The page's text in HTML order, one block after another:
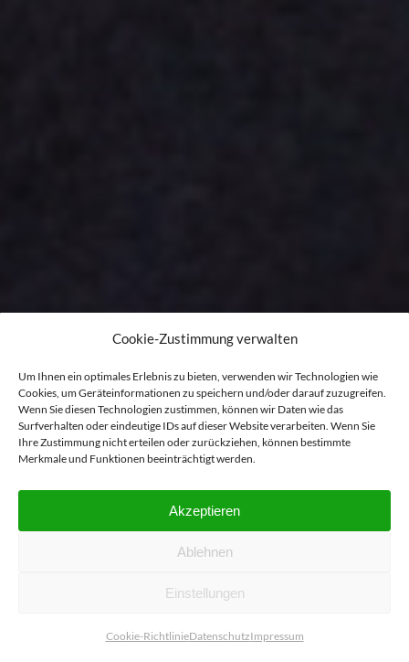
Cookie-Zustimmung verwalten
Um Ihnen ein optimales Erlebnis zu bieten, verwenden wir Technologien wie
Cookies, um Geräteinformationen zu speichern und/oder darauf zuzugreifen.
Wenn Sie diesen Technologien zustimmen, können wir Daten wie das
Surfverhalten oder eindeutige IDs auf dieser Website verarbeiten. Wenn Sie
Ihre Zustimmung nicht erteilen oder zurückziehen, können bestimmte
Merkmale und Funktionen beeinträchtigt werden.
Akzeptieren
Ablehnen
Einstellungen
Cookie-RichtlinieDatenschutzImpressum